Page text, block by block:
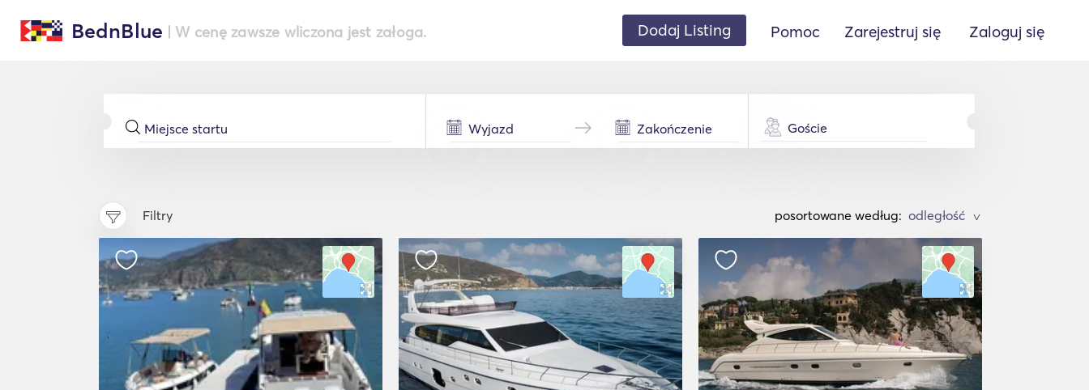
BednBlue | W cenę zawsze wliczona jest załoga. Dodaj Listing Pomoc Zarejestruj się Zaloguj się
Goście
Filtry posortowane według: >